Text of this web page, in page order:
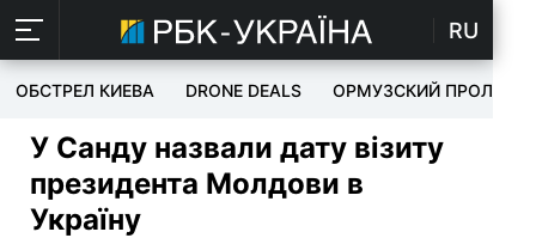
RU
ОБСТРЕЛ КИЕВА DRONE DEALS ОРМУЗСКИЙ ПРОЛИВ
У Санду назвали дату візиту
президента Молдови в
Україну